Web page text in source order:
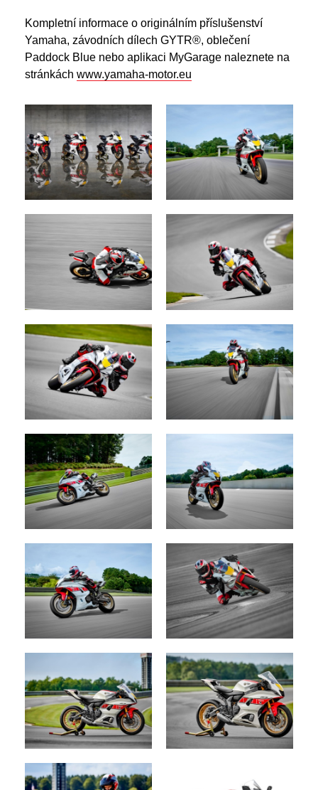
Kompletní informace o originálním příslušenství
Yamaha, závodních dílech GYTR®, oblečení
Paddock Blue nebo aplikaci MyGarage naleznete na
stránkách www.yamaha-motor.eu